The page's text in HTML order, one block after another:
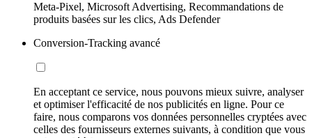
Meta-Pixel, Microsoft Advertising, Recommandations de
produits basées sur les clics, Ads Defender
Conversion-Tracking avancé
En acceptant ce service, nous pouvons mieux suivre, analyser
et optimiser l'efficacité de nos publicités en ligne. Pour ce
faire, nous comparons vos données personnelles cryptées avec
celles des fournisseurs externes suivants, à condition que vous